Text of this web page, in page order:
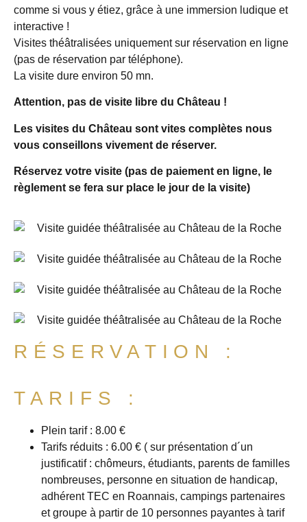
comme si vous y étiez, grâce à une immersion ludique et
interactive !
Visites théâtralisées uniquement sur réservation en ligne
(pas de réservation par téléphone).
La visite dure environ 50 mn.
Attention, pas de visite libre du Château !
Les visites du Château sont vites complètes nous
vous conseillons vivement de réserver.
Réservez votre visite (pas de paiement en ligne, le
règlement se fera sur place le jour de la visite)
RÉSERVATION :
TARIFS :
Plein tarif : 8.00 €
Tarifs réduits : 6.00 € ( sur présentation d´un
justificatif : chômeurs, étudiants, parents de familles
nombreuses, personne en situation de handicap,
adhérent TEC en Roannais, campings partenaires
et groupe à partir de 10 personnes payantes à tarif